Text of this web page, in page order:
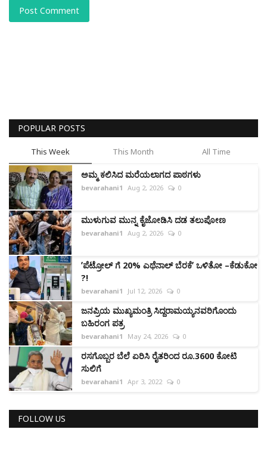
Post Comment
POPULAR POSTS
This Week This Month All Time
ಅಮ್ಮ ಕಲಿಸಿದ ಮರೆಯಲಾಗದ ಪಾಠಗಳು
bevarahani1 Aug 2, 2026 0
ಮುಳುಗುವ ಮುನ್ನ ಕೈಜೋಡಿಸಿ ದಡ ತಲುಪೋಣ
bevarahani1 Aug 2, 2026 0
ʼಪೆಟ್ರೋಲ್‌ ಗೆ 20% ಎಥೆನಾಲ್ ಬೆರಕೆʼ ಒಳಿತೋ –ಕೆಡುಕೋ
?!
bevarahani1 Jul 12, 2026 0
ಜನಪ್ರಿಯ ಮುಖ್ಯಮಂತ್ರಿ ಸಿದ್ದರಾಮಯ್ಯನವರಿಗೊಂದು
ಬಹಿರಂಗ ಪತ್ರ
bevarahani1 May 24, 2026 0
ರಸಗೊಬ್ಬರ ಬೆಲೆ ಏರಿಸಿ ರೈತರಿಂದ ರೂ.3600 ಕೋಟಿ
ಸುಲಿಗೆ
bevarahani1 Apr 3, 2022 0
FOLLOW US